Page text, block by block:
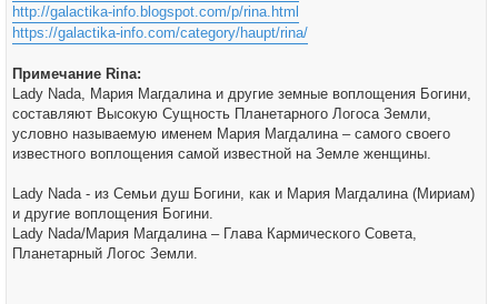
http://galactika-info.blogspot.com/p/rina.html
https://galactika-info.com/category/haupt/rina/
Примечание Rina:
Lady Nada, Мария Магдалина и другие земные воплощения Богини,
составляют Высокую Сущность Планетарного Логоса Земли,
условно называемую именем Мария Магдалина – самого своего
известного воплощения самой известной на Земле женщины.
Lady Nada - из Семьи душ Богини, как и Мария Магдалина (Мириам)
и другие воплощения Богини.
Lady Nada/Мария Магдалина – Глава Кармического Совета,
Планетарный Логос Земли.